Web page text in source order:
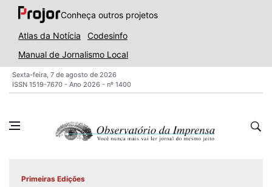
Conheça outros projetos
Atlas da Notícia
Codesinfo
Manual de Jornalismo Local
Sexta-feira, 7 de agosto de 2026
ISSN 1519-7670 - Ano 2026 - nº 1400
Primeiras Edições